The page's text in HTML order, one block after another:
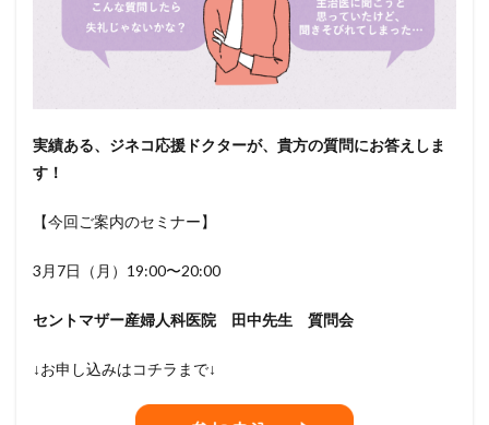
実績ある、ジネコ応援ドクターが、貴方の質問にお答えしま
す！
【今回ご案内のセミナー】
3月7日（月）19:00〜20:00
セントマザー産婦人科医院 田中先生 質問会
↓お申し込みはコチラまで↓